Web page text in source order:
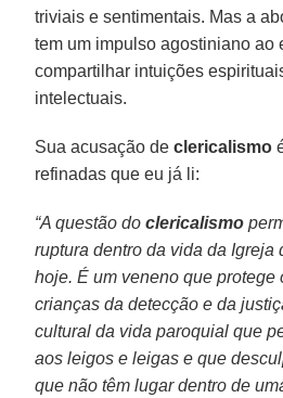
triviais e sentimentais. Mas a
tem um impulso agostiniano ao
compartilhar intuições
intelectuais.
Sua acusação declericalismo
refinadas que eu já li:
“A questão doclericalismo
ruptura dentro da vida da Igreja
hoje. É um veneno que protege
crianças da detecção e da
cultural da vida paroquial que
aos leigos e leigas e que
que não têm lugar dentro de